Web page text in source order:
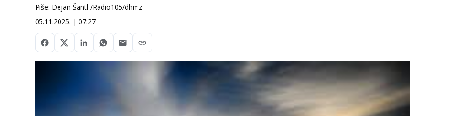
Piše: Dejan Šantl /Radio105/dhmz
05.11.2025. | 07:27